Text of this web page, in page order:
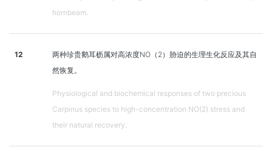
hornbeam.
12
两种珍贵鹅耳枥属对高浓度NO（2）胁迫的生理生化反应及其自
然恢复。
Physiological and biochemical responses of two precious
Carpinus species to high-concentration NO(2) stress and
their natural recovery.